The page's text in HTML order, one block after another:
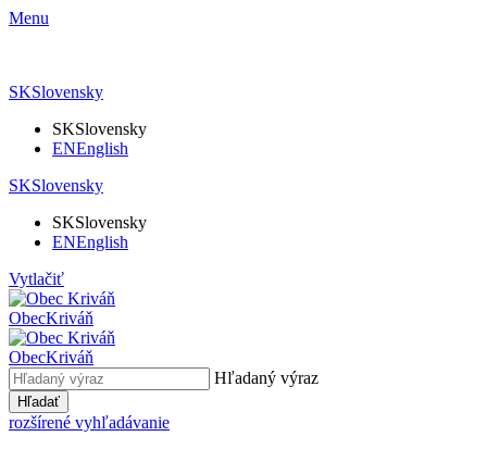
Menu
SKSlovensky
SKSlovensky
ENEnglish
SKSlovensky
SKSlovensky
ENEnglish
Vytlačiť
ObecKriváň
ObecKriváň
Hľadaný výraz
Hľadať
rozšírené vyhľadávanie